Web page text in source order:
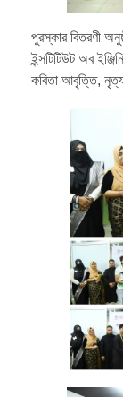
পুরস্কার বিতরণী
ইন্সটিটিউট অব
কবিতা আবৃত্তি, নৃত্য